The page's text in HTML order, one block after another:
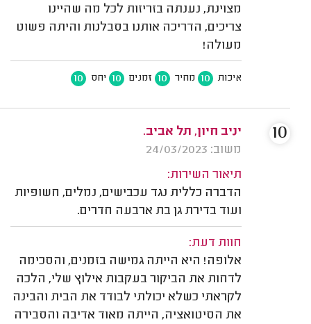
מצוינת, נענתה בזריזות לכל מה שהיינו
צריכים, הדריכה אותנו בסבלנות והיתה פשוט
מעולה!
איכות 10 מחיר 10 זמנים 10 יחס 10
יניב חיון, תל אביב.
משוב: 24/03/2023
תיאור השירות:
הדברה כללית נגד עכבישים, נמלים, חשופיות
ועוד בדירת גן בת ארבעה חדרים.
חוות דעת:
אלופה! היא הייתה גמישה בזמנים, והסכימה
לדחות את הביקור בעקבות אילוץ שלי, הלכה
לקראתי כשלא יכולתי לבודד את הבית והבינה
את הסיטואציה, הייתה מאוד אדיבה והסבירה
10